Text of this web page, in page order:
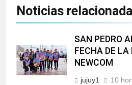
Noticias
SAN PEDRO
FECHA DE
NEWCOM
jujuy1 10